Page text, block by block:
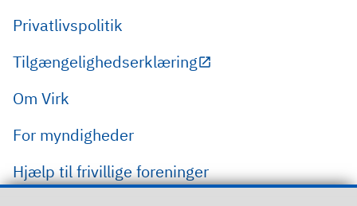
Privatlivspolitik
Tilgængelighedserklæring
Om Virk
For myndigheder
Hjælp til frivillige foreninger